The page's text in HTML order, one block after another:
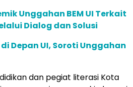
Unggahan BEM UI Terkait
Dialog dan Solusi
Depan UI, Soroti Unggahan
dan pegiat literasi Kota